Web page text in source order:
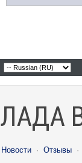
ЛАДА
Новости · Отзывы ·